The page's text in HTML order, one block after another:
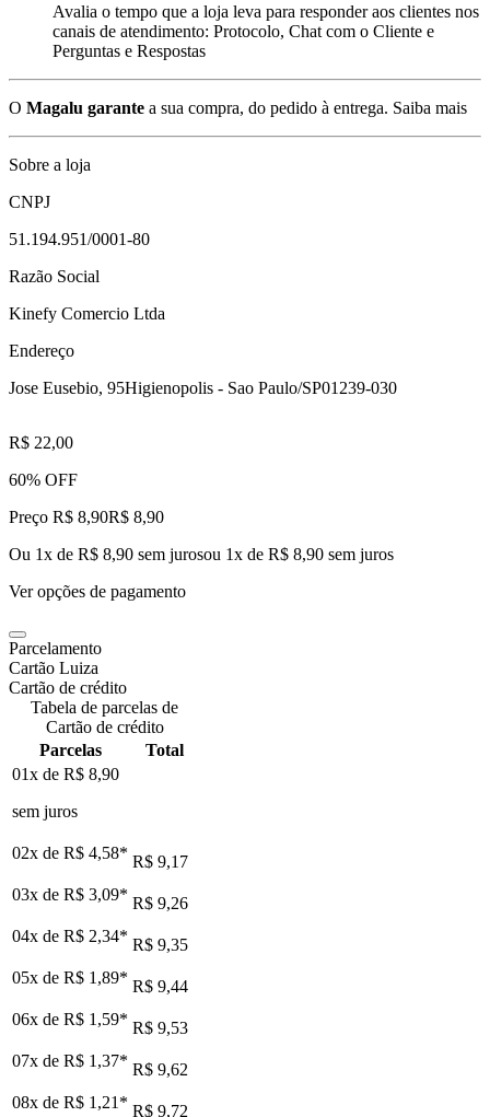
Avalia o tempo que a loja leva para responder aos clientes nos
canais de atendimento: Protocolo, Chat com o Cliente e
Perguntas e Respostas
O Magalu garante a sua compra, do pedido à entrega. Saiba mais
Sobre a loja
CNPJ
51.194.951/0001-80
Razão Social
Kinefy Comercio Ltda
Endereço
Jose Eusebio, 95Higienopolis - Sao Paulo/SP01239-030
R$ 22,00
60% OFF
Preço R$ 8,90R$ 8,90
Ou 1x de R$ 8,90 sem jurosou 1x de R$ 8,90 sem juros
Ver opções de pagamento
Parcelamento
Cartão Luiza
Cartão de crédito
Tabela de parcelas de
Cartão de crédito
Parcelas
Total
01x de R$ 8,90
sem juros
02x de R$ 4,58* R$ 9,17
03x de R$ 3,09* R$ 9,26
04x de R$ 2,34* R$ 9,35
05x de R$ 1,89* R$ 9,44
06x de R$ 1,59* R$ 9,53
07x de R$ 1,37* R$ 9,62
08x de R$ 1,21 * R$ 9,72